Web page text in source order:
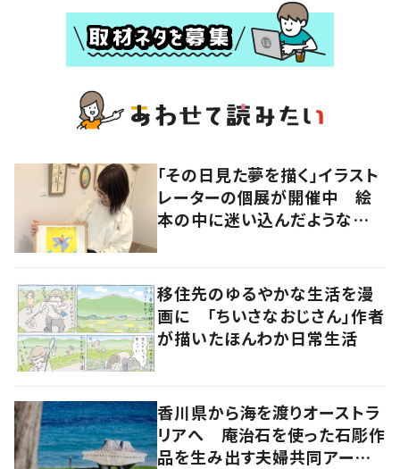
「その日見た夢を描く」イラスト
レーターの個展が開催中 絵
本の中に迷い込んだような想
移住先のゆるやかな生活を漫
画に 「ちいさなおじさん」作者
が描いたほんわか日常生活
香川県から海を渡りオーストラ
リアへ 庵治石を使った石彫作
品を生み出す夫婦共同アーティ